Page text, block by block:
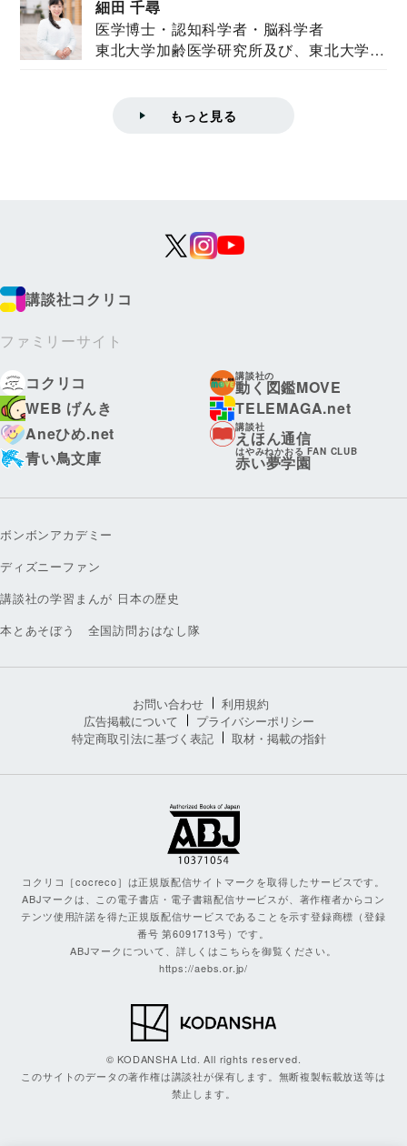
細田 千尋
医学博士・認知科学者・脳科学者
東北大学加齢医学研究所及び、東北大学大
もっと見る
講談社コクリコ
ファミリーサイト
コクリコ
講談社の
動く図鑑MOVE
WEB げんき
TELEMAGA.net
Aneひめ.net
講談社
えほん通信
青い鳥文庫
はやみねかおる FAN CLUB
赤い夢学園
ボンボンアカデミー
ディズニーファン
講談社の学習まんが 日本の歴史
本とあそぼう 全国訪問おはなし隊
お問い合わせ
利用規約
広告掲載について
プライバシーポリシー
特定商取引法に基づく表記
取材・掲載の指針
コクリコ［cocreco］は正規版配信サイトマークを取得したサービスです。
ABJマークは、この電子書店・電子書籍配信サービスが、著作権者からコン
テンツ使用許諾を得た正規版配信サービスであることを示す登録商標（登録
番号 第6091713号）です。
ABJマークについて、詳しくはこちらを御覧ください。
https://aebs.or.jp/
© KODANSHA Ltd. All rights reserved.
このサイトのデータの著作権は講談社が保有します。無断複製転載放送等は
禁止します。